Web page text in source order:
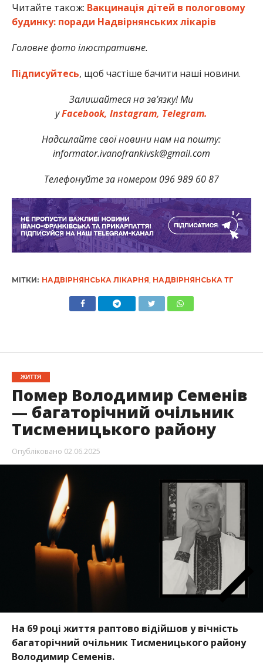
Читайте також: Вакцинація дітей в пологовому
будинку: поради Надвірнянських лікарів
Головне фото ілюстративне.
Підписуйтесь, щоб частіше бачити наші новини.
Залишайтеся на зв’язку! Ми
уFacebook, Instagram, Telegram.
Надсилайте свої новини нам на пошту:
informator.ivanofrankivsk@gmail.com
Телефонуйте за номером 096 989 60 87
МІТКИ: НАДВІРНЯНСЬКА ЛІКАРНЯ, НАДВІРНЯНСЬКА ТГ
ЖИТТЯ
Помер Володимир Семенів
— багаторічний очільник
Тисменицького району
Опубліковано 02.06.2025
На 69 році життя раптово відійшов у вічність
багаторічний очільник Тисменицького району
Володимир Семенів.